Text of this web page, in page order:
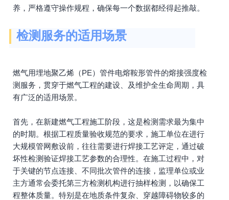
养，严格遵守操作规程，确保每一个数据都经得起推敲。
检测服务的适用场景
燃气用埋地聚乙烯（PE）管件电熔鞍形管件的熔接强度检
测服务，贯穿于燃气工程的建设、及维护全生命周期，具
有广泛的适用场景。
首先，在新建燃气工程施工阶段，这是检测需求最为集中
的时期。根据工程质量验收规范的要求，施工单位在进行
大规模管网敷设前，往往需要进行焊接工艺评定，通过破
坏性检测验证焊接工艺参数的合理性。在施工过程中，对
于关键的节点连接、不同批次管件的连接，监理单位或业
主方通常会委托第三方检测机构进行抽样检测，以确保工
程整体质量。特别是在地质条件复杂、穿越障碍物较多的